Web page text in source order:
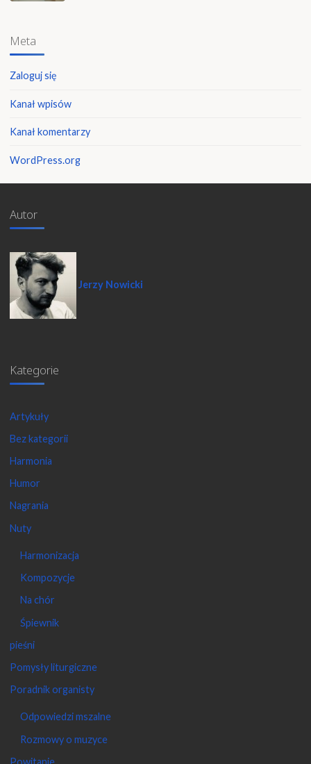
Meta
Zaloguj się
Kanał wpisów
Kanał komentarzy
WordPress.org
Autor
Jerzy Nowicki
Kategorie
Artykuły
Bez kategorii
Harmonia
Humor
Nagrania
Nuty
Harmonizacja
Kompozycje
Na chór
Śpiewnik
pieśni
Pomysły liturgiczne
Poradnik organisty
Odpowiedzi mszalne
Rozmowy o muzyce
Powitanie